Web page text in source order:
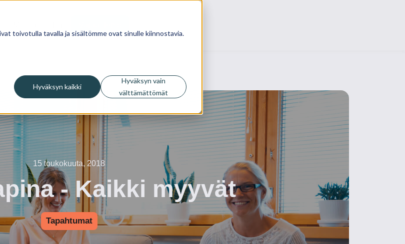
toivotulla tavalla ja sisältömme ovat sinulle kiinnostavia.
Hyväksyn kaikki
Hyväksyn vain
välttämättömät
15 toukokuuta, 2018
- Kaikki myyvät
Tapahtumat